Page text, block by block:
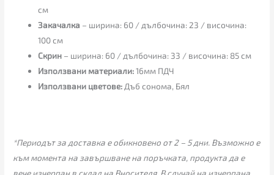
см
Закачалка – ширина: 60 / дълбочина: 23 / височина:
100 см
Скрин – ширина: 60 / дълбочина: 33 / височина: 85 см
Използвани материали:16мм ПДЧ
Използвани цветове: Дъб сонома, Бял
*Периодът за доставка е обикновено от 2 – 5 дни. Възможно е
към момента на завършване на поръчката, продукта да е